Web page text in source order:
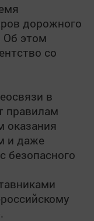
дорожного
Об этом
со
в
правилам
оказания
и даже
безопасного